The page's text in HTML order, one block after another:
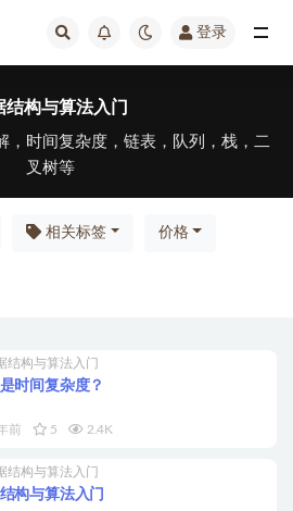
登录
结构与算法入门
，时间复杂度，链表，队列，栈，二
叉树等
相关标签 价格
结构与算法入门
时间复杂度？
前 5 2.4K
结构与算法入门
构与算法入门